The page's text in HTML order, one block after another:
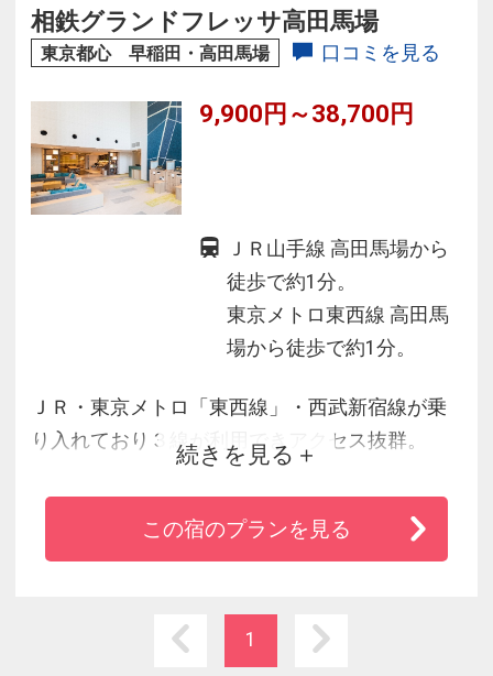
ベッセルホテルズ人気メニューを日替わりでご
提供します。
相鉄グランドフレッサ高田馬場
東京都心 早稲田・高田馬場 口コミを見る
9,900円～38,700円
ＪＲ山手線 高田馬場から
徒歩で約1分。
東京メトロ東西線 高田馬
場から徒歩で約1分。
ＪＲ・東京メトロ「東西線」・西武新宿線が乗
り入れており３線が利用できアクセス抜群。
新宿駅・池袋駅までどちらも２駅約５分の好立
地。
東西線利用で「神楽坂」まで約５分ｙ「九段
全室浄水システムを完備し、ビジネスはもちろ
ん、観光の拠点として幅広いお客様にご利用い
続きを見る
この宿のプランを見る
1